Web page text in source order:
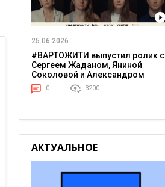
25.06.2026
#ВАРТОЖИТИ выпустил ролик с
Сергеем Жаданом, Яниной
Соколовой и Александром
Тереном о жизни в постоянном
напряжении
0 3200
АКТУАЛЬНОЕ